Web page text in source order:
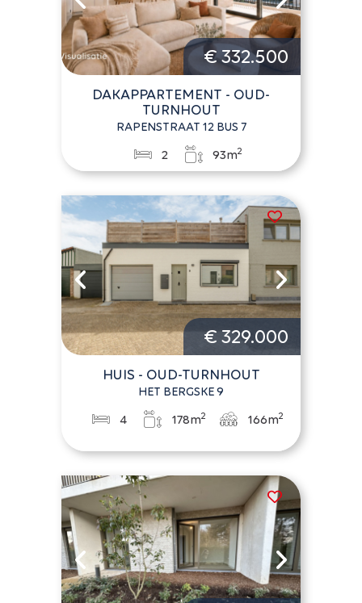
€ 332.500
DAKAPPARTEMENT - OUD-
TURNHOUT
RAPENSTRAAT 12 BUS 7
2 93m2
€ 329.000
HUIS - OUD-TURNHOUT
HET BERGSKE 9
4 178m2 166m2